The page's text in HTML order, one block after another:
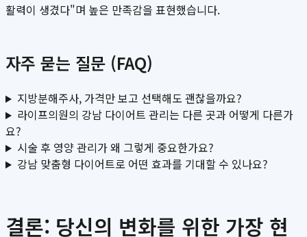
활력이 생겼다"며 높은 만족감을 표현했습니다.
자주 묻는 질문 (FAQ)
지방분해주사, 가격만 보고 선택해도 괜찮을까요?
라이프의원의 강남 다이어트 관리는 다른 곳과 어떻게 다른가
요?
시술 후 영양 관리가 왜 그렇게 중요한가요?
강남 맞춤형 다이어트로 어떤 효과를 기대할 수 있나요?
결론: 당신의 변화를 위한 가장 현